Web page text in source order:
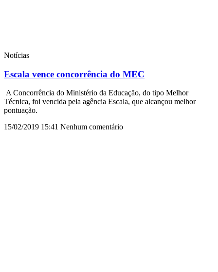
Notícias
Escala vence concorrência do MEC
A Concorrência do Ministério da Educação, do tipo Melhor
Técnica, foi vencida pela agência Escala, que alcançou melhor
pontuação.
15/02/2019 15:41 Nenhum comentário